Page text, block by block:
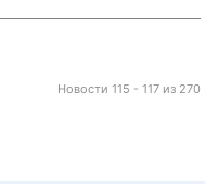
Новости 115 - 117 из 270